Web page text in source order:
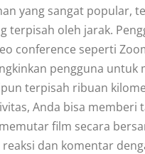
yang sangat popular,
terpisah oleh jarak.
conference seperti
pengguna untuk
terpisah ribuan
Anda bisa memberi
film secara
dan komentar